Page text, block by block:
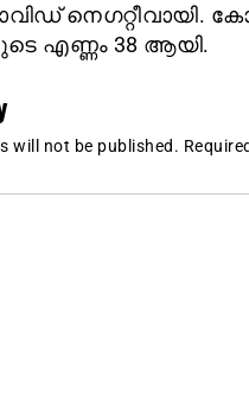
നെഗറ്റീവായി.
എണ്ണം 38 ആയി.
will not be published.